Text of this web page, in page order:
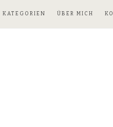
KATEGORIEN ÜBER MICH